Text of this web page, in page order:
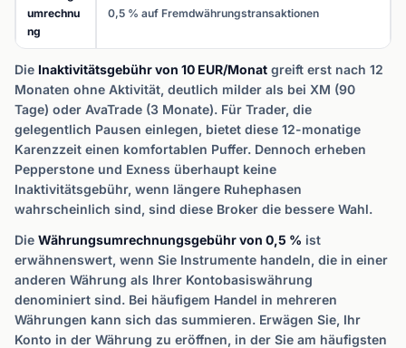
umrechnu
ng
0,5 % auf Fremdwährungstransaktionen
Die Inaktivitätsgebühr von 10 EUR/Monat greift erst nach 12
Monaten ohne Aktivität, deutlich milder als bei XM (90
Tage) oder AvaTrade (3 Monate). Für Trader, die
gelegentlich Pausen einlegen, bietet diese 12-monatige
Karenzzeit einen komfortablen Puffer. Dennoch erheben
Pepperstone und Exness überhaupt keine
Inaktivitätsgebühr, wenn längere Ruhephasen
wahrscheinlich sind, sind diese Broker die bessere Wahl.
Die Währungsumrechnungsgebühr von 0,5 % ist
erwähnenswert, wenn Sie Instrumente handeln, die in einer
anderen Währung als Ihrer Kontobasiswährung
denominiert sind. Bei häufigem Handel in mehreren
Währungen kann sich das summieren. Erwägen Sie, Ihr
Konto in der Währung zu eröffnen, in der Sie am häufigsten